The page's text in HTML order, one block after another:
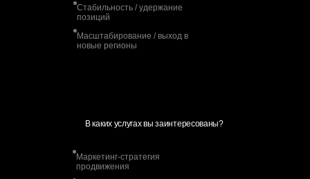
Стабильность / удержание
позиций
Масштабирование / выход в
новые регионы
Маркетинг-стратегия
продвижения
В каких услугах вы заинтересованы?